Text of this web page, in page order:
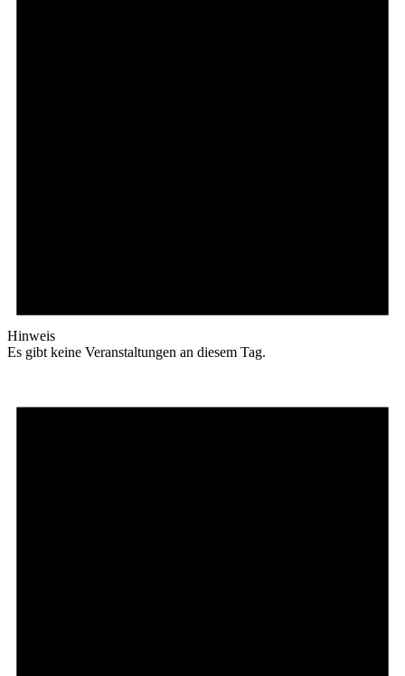
Hinweis
Es gibt keine Veranstaltungen an diesem Tag.